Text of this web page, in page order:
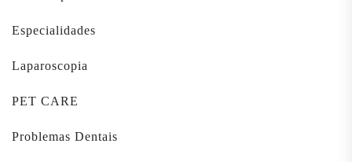
Especialidades
Laparoscopia
PET CARE
Problemas Dentais